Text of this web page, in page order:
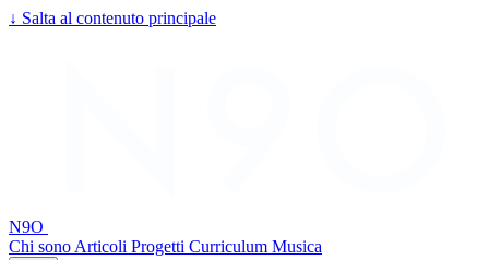
↓ Salta al contenuto principale
N9O
Chi sono Articoli Progetti Curriculum Musica